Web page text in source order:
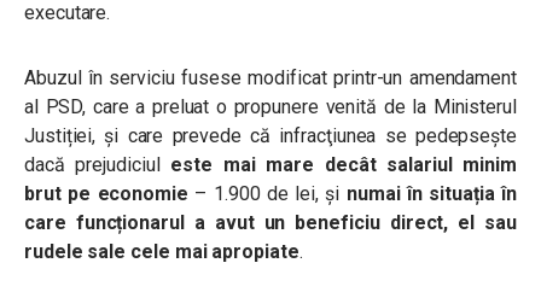
executare.
Abuzul în serviciu fusese modificat printr-un amendament
al PSD, care a preluat o propunere venită de la Ministerul
Justiției, și care prevede că infracţiunea se pedepseşte
dacă prejudiciul este mai mare decât salariul minim
brut pe economie – 1.900 de lei, și numai în situația în
care funcționarul a avut un beneficiu direct, el sau
rudele sale cele mai apropiate.